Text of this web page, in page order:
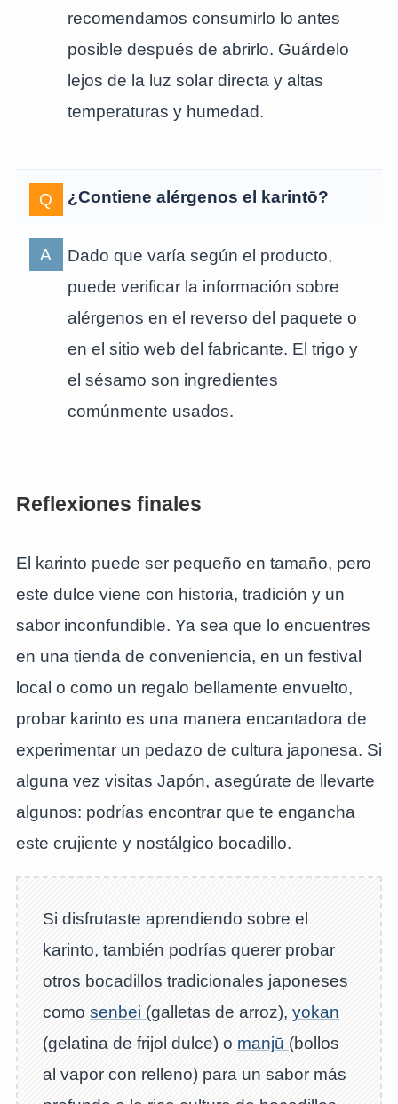
recomendamos consumirlo lo antes
posible después de abrirlo. Guárdelo
lejos de la luz solar directa y altas
temperaturas y humedad.
¿Contiene alérgenos el karintō?
Dado que varía según el producto,
puede verificar la información sobre
alérgenos en el reverso del paquete o
en el sitio web del fabricante. El trigo y
el sésamo son ingredientes
comúnmente usados.
Reflexiones finales
El karinto puede ser pequeño en tamaño, pero
este dulce viene con historia, tradición y un
sabor inconfundible. Ya sea que lo encuentres
en una tienda de conveniencia, en un festival
local o como un regalo bellamente envuelto,
probar karinto es una manera encantadora de
experimentar un pedazo de cultura japonesa. Si
alguna vez visitas Japón, asegúrate de llevarte
algunos: podrías encontrar que te engancha
este crujiente y nostálgico bocadillo.
Si disfrutaste aprendiendo sobre el
karinto, también podrías querer probar
otros bocadillos tradicionales japoneses
comosenbei (galletas de arroz),yokan
(gelatina de frijol dulce) o manjū (bollos
al vapor con relleno) para un sabor más